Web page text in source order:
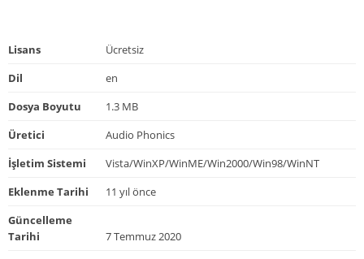
Lisans
Ücretsiz
Dil
en
Dosya Boyutu
1.3 MB
Üretici
Audio Phonics
İşletim Sistemi
Vista/WinXP/WinME/Win2000/Win98/WinNT
Eklenme Tarihi
11 yıl önce
Güncelleme
Tarihi
7 Temmuz 2020